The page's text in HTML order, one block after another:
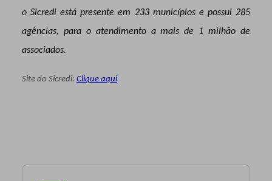
o Sicredi está presente em 233 municípios e possui 285
agências, para o atendimento a mais de 1 milhão de
associados.
Site do Sicredi: Clique aqui